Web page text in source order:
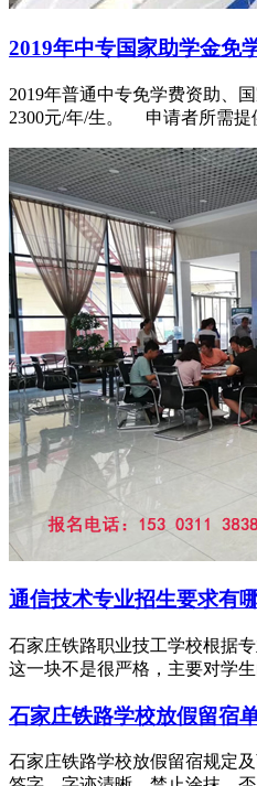
2019年中专国家助学金免
2019年普通中专免学费资助、
2300元/年/生。 申请者所需提
通信技术专业招生要求有
石家庄铁路职业技工学校根据
这一块不是很严格，主要对学
石家庄铁路学校放假留宿
石家庄铁路学校放假留宿规定